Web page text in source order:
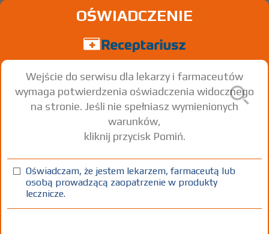
Ketoconazole
szampon leczniczy 20 mg/g 1 op. 60 g Na skórę
100%
OŚWIADCZENIE
Wejście do serwisu dla lekarzy i farmaceutów
wymaga potwierdzenia oświadczenia widocznego
na stronie. Jeśli nie spełniasz wymienionych
warunków,
kliknij przycisk Pomiń.
Oświadczam, że jestem lekarzem, farmaceutą lub
osobą prowadzącą zaopatrzenie w produkty
lecznicze.